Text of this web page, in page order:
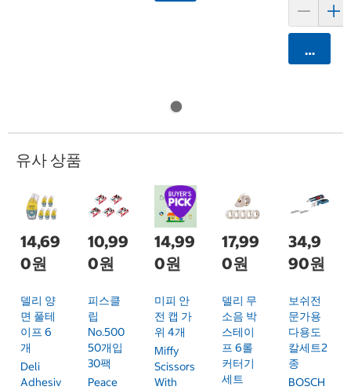
카트에
유사 상품
14,69
0원
델리 양
면 풀테
이프 6
개
Deli
Adhesiv
10,99
0원
피스클
립
No.500
50개입
30팩
Peace
14,99
0원
미피 안
전 캡 가
위 4개
Miffy
Scissors
With
17,99
0원
델리 무
소음 박
스테이
프 6롤
커터기
세트
34,9
90원
보쉬전
문가용
다용도
칼세트2
종
BOSCH